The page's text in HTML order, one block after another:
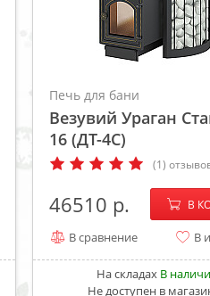
Печь для бани
Везувий Ураган
16 (ДТ-4С)
(1)
46510 − В
В сравнение В
На складах В
Не доступен в